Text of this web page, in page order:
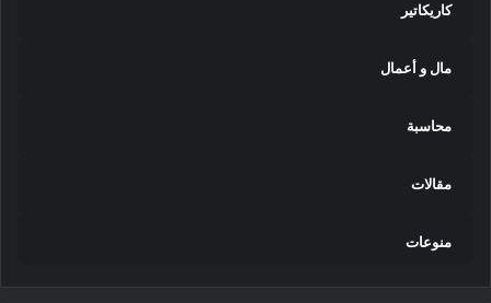
كاريكاتير
مال و أعمال
محاسبة
مقالات
منوعات